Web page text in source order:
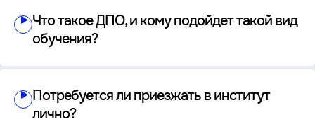
Что такое ДПО, и кому подойдет такой вид
обучения?
Потребуется ли приезжать в институт
лично?